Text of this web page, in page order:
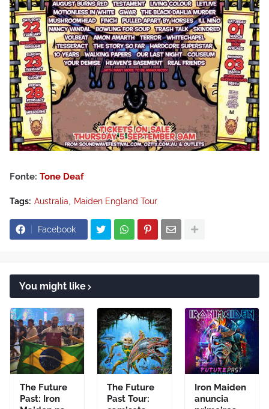
Fonte: Tone Deaf
Tags: Australia Maiden England Tour
Facebook
You might like
The Future
Past: Iron
The Future
Past Tour:
Iron Maiden
anuncia